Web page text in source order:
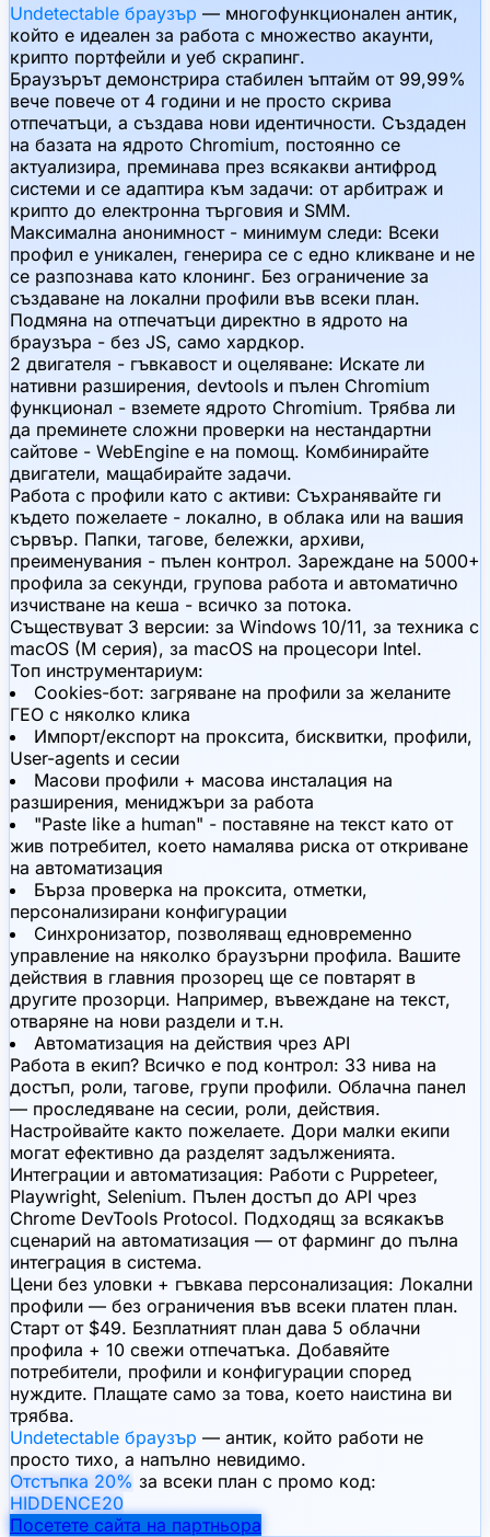
Undetectable браузър — многофункционален антик,
който е идеален за работа с множество акаунти,
крипто портфейли и уеб скрапинг.
Браузърът демонстрира стабилен ъптайм от 99,99%
вече повече от 4 години и не просто скрива
отпечатъци, а създава нови идентичности. Създаден
на базата на ядрото Chromium, постоянно се
актуализира, преминава през всякакви антифрод
системи и се адаптира към задачи: от арбитраж и
крипто до електронна търговия и SMM.
Максимална анонимност - минимум следи: Всеки
профил е уникален, генерира се с едно кликване и не
се разпознава като клонинг. Без ограничение за
създаване на локални профили във всеки план.
Подмяна на отпечатъци директно в ядрото на
браузъра - без JS, само хардкор.
2 двигателя - гъвкавост и оцеляване: Искате ли
нативни разширения, devtools и пълен Chromium
функционал - вземете ядрото Chromium. Трябва ли
да преминете сложни проверки на нестандартни
сайтове - WebEngine е на помощ. Комбинирайте
двигатели, мащабирайте задачи.
Работа с профили като с активи: Съхранявайте ги
където пожелаете - локално, в облака или на вашия
сървър. Папки, тагове, бележки, архиви,
преименувания - пълен контрол. Зареждане на 5000+
профила за секунди, групова работа и автоматично
изчистване на кеша - всичко за потока.
Съществуват 3 версии: за Windows 10/11, за техника с
macOS (M серия), за macOS на процесори Intel.
Топ инструментариум:
Cookies-бот: загряване на профили за желаните
ГЕО с няколко клика
Импорт/експорт на проксита, бисквитки, профили,
User-agents и сесии
Масови профили + масова инсталация на
разширения, мениджъри за работа
"Paste like a human" - поставяне на текст като от
жив потребител, което намалява риска от откриване
на автоматизация
Бърза проверка на проксита, отметки,
персонализирани конфигурации
Синхронизатор, позволяващ едновременно
управление на няколко браузърни профила. Вашите
действия в главния прозорец ще се повтарят в
другите прозорци. Например, въвеждане на текст,
отваряне на нови раздели и т.н.
Автоматизация на действия чрез API
Работа в екип? Всичко е под контрол: 33 нива на
достъп, роли, тагове, групи профили. Облачна панел
— проследяване на сесии, роли, действия.
Настройвайте както пожелаете. Дори малки екипи
могат ефективно да разделят задълженията.
Интеграции и автоматизация: Работи с Puppeteer,
Playwright, Selenium. Пълен достъп до API чрез
Chrome DevTools Protocol. Подходящ за всякакъв
сценарий на автоматизация — от фарминг до пълна
интеграция в система.
Цени без уловки + гъвкава персонализация: Локални
профили — без ограничения във всеки платен план.
Старт от $49. Безплатният план дава 5 облачни
профила + 10 свежи отпечатъка. Добавяйте
потребители, профили и конфигурации според
нуждите. Плащате само за това, което наистина ви
трябва.
Undetectable браузър — антик, който работи не
просто тихо, а напълно невидимо.
Отстъпка 20% за всеки план с промо код:
HIDDENCE20
Посетете сайта на партньора